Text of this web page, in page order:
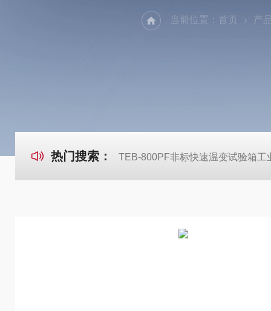
当前位置： 首页 产
热门搜索： TEB-800PF非标快速温变试验箱工